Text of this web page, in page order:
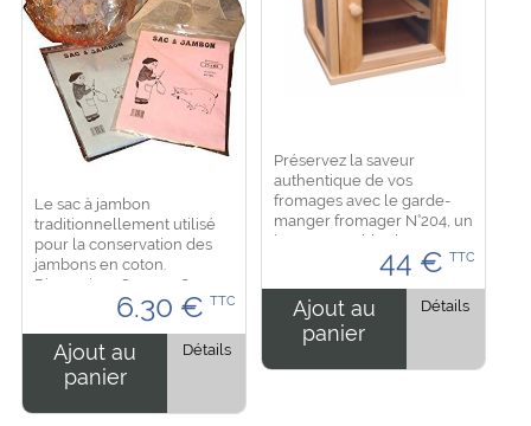
Le sac à jambon
traditionnellement utilisé
pour la conservation des
jambons en coton.
Dimension : 85 cm x 65 cm
6.30 € TTC
Ajout au
panier
Détails
Préservez la saveur
authentique de vos
fromages avec le garde-
manger fromager N°204, un
incontournable des
cuisines traditionnelles.
Conçu pour protéger,
conserver et aérer vos
fromages, vos...
44 € TTC
Ajout au
panier
Détails